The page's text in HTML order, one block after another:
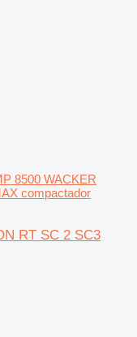
8500 WACKER
compactador
RT SC 2 SC3